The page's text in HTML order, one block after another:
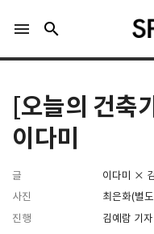
menu search
[오늘의 건축
이다미
글
이다미 ×
사진
최은화(별
진행
김예람 기자